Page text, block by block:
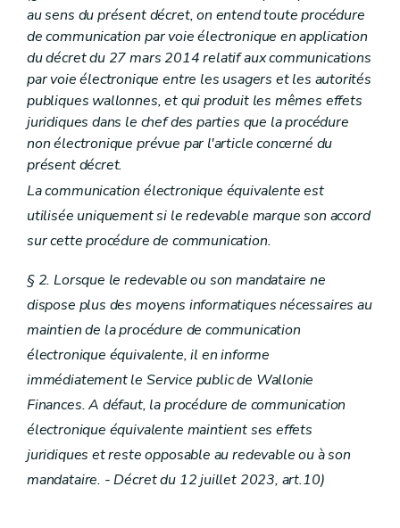
Art. 64quinquies/7
Art. 64quinquies/8
Sous-section 5
Champ d'application et conditions de l'échange
Art. 64quinquies/9
Art. 64quinquies/10
Art. 64quinquies/11
Art. 64quinquies/12
Art. 64quinquies/13
Art. 64quinquies/14
Art. 64quinquies/15
Section5
Échange spontané d'informations
Art.64sexies
Section6
Autres formes de coopération administrative
Sous-section 2 (Contrôles simultanés - décret du 12 juillet 2023, art. 74)
Art. 64septies/1
Sous-section 3
(Notification administrative - décret du 12 juillet 2023, art. 76)
Art. 64septies/2
Sous-section 4 (Retour d'informations - décret du 12 juillet 2023, art. 78)
Sous-section 5 (Contrôles conjoints - décret du 12 juillet 2023, art. 80)
Art.
Art.
64
septies
Section7
Conditions régissant la coopération administrative
Art.64octies
Section8
Relations avec les pays tiers
Art.64novies
au sens du présent décret, on entend toute procédure
de communication par voie électronique en application
du décret du 27 mars 2014 relatif aux communications
par voie électronique entre les usagers et les autorités
publiques wallonnes, et qui produit les mêmes effets
juridiques dans le chef des parties que la procédure
non électronique prévue par l'article concerné du
présent décret.
La communication électronique équivalente est
utilisée uniquement si le redevable marque son accord
sur cette procédure de communication.
§ 2. Lorsque le redevable ou son mandataire ne
dispose plus des moyens informatiques nécessaires au
maintien de la procédure de communication
électronique équivalente, il en informe
immédiatement le Service public de Wallonie
Finances. A défaut, la procédure de communication
électronique équivalente maintient ses effets
juridiques et reste opposable au redevable ou à son
mandataire. - Décret du 12 juillet 2023, art.10)